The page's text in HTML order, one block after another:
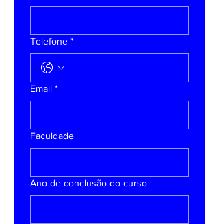
Telefone *
Email *
Faculdade
Ano de conclusão do curso